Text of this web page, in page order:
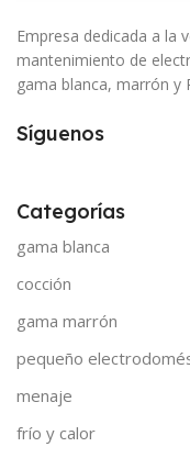
Empresa dedicada a la
mantenimiento de
gama blanca, marrón y
Síguenos
Categorías
gama blanca
cocción
gama marrón
pequeño
menaje
frío y calor